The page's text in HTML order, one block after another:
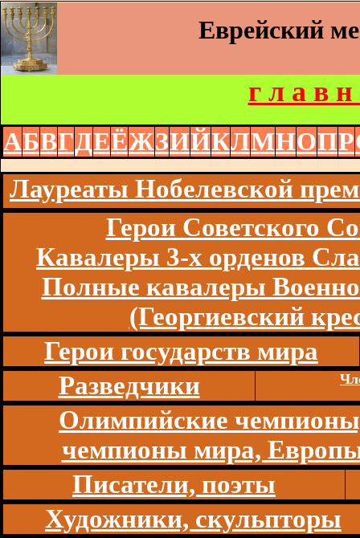
Еврейский
г л а в н
АБВГДЕЁЖЗИЙКЛМНОПР
Лауреаты Нобелевской
Герои Советского
Кавалеры 3-х орденов
Полные кавалеры
(Георгиевский
Герои государств мира
Разведчики
Олимпийские
чемпионы мира,
Писатели, поэты
Художники, скульпторы